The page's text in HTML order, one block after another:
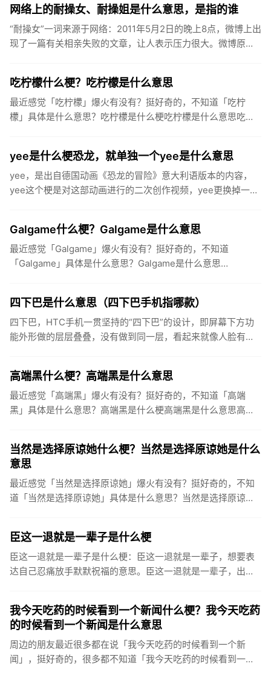
网络上的耐操女、耐操姐是什么意思，是指的谁
“耐操女”一词来源于网络：2011年5月2日的晚上8点，微博上出
现了一篇有关相亲失败的文章，让人表示压力很大。微博原文
吃柠檬什么梗？吃柠檬是什么意思
最近感觉「吃柠檬」爆火有没有？挺好奇的，不知道「吃柠
檬」具体是什么意思？吃柠檬是什么梗吃柠檬是什么意思吃柠
yee是什么梗恐龙，就单独一个yee是什么意思
yee，是出自德国动画《恐龙的冒险》意大利语版本的内容，
yee这个梗是对这部动画进行的二次创作视频，yee更换掉一些
Galgame什么梗？Galgame是什么意思
最近感觉「Galgame」爆火有没有？挺好奇的，不知道
「Galgame」具体是什么意思？Galgame是什么意思
四下巴是什么意思（四下巴手机指哪款）
四下巴，HTC手机一贯坚持的“四下巴”的设计，即屏幕下方功
能外形做的层层叠叠，没有做到同一层，看起来就像人脸有四
高端黑什么梗？高端黑是什么意思
最近感觉「高端黑」爆火有没有？挺好奇的，不知道「高端
黑」具体是什么意思？高端黑是什么梗高端黑是什么意思高端
当然是选择原谅她什么梗？当然是选择原谅她是什么
意思
最近感觉「当然是选择原谅她」爆火有没有？挺好奇的，不知
道「当然是选择原谅她」具体是什么意思？当然是选择原谅她
臣这一退就是一辈子是什么梗
臣这一退就是一辈子是什么梗：臣这一退就是一辈子，想要表
达自己忍痛放手默默祝福的意思。臣这一退就是一辈子，出自
我今天吃药的时候看到一个新闻什么梗？我今天吃药
的时候看到一个新闻是什么意思
周边的朋友最近很多都在说「我今天吃药的时候看到一个新
闻」，挺好奇的，很多都不知道「我今天吃药的时候看到一个